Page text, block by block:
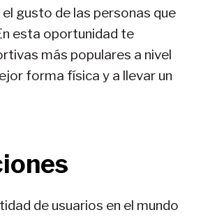
gusto de las personas que
esta oportunidad te
más populares a nivel
forma física y a llevar un
de usuarios en el mundo